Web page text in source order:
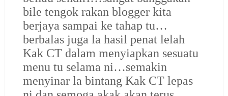
bile tengok rakan blogger kita
berjaya sampai ke tahap tu…
berbalas juga la hasil penat lelah
Kak CT dalam menyiapkan sesuatu
menu tu selama ni…semakin
menyinar la bintang Kak CT lepas